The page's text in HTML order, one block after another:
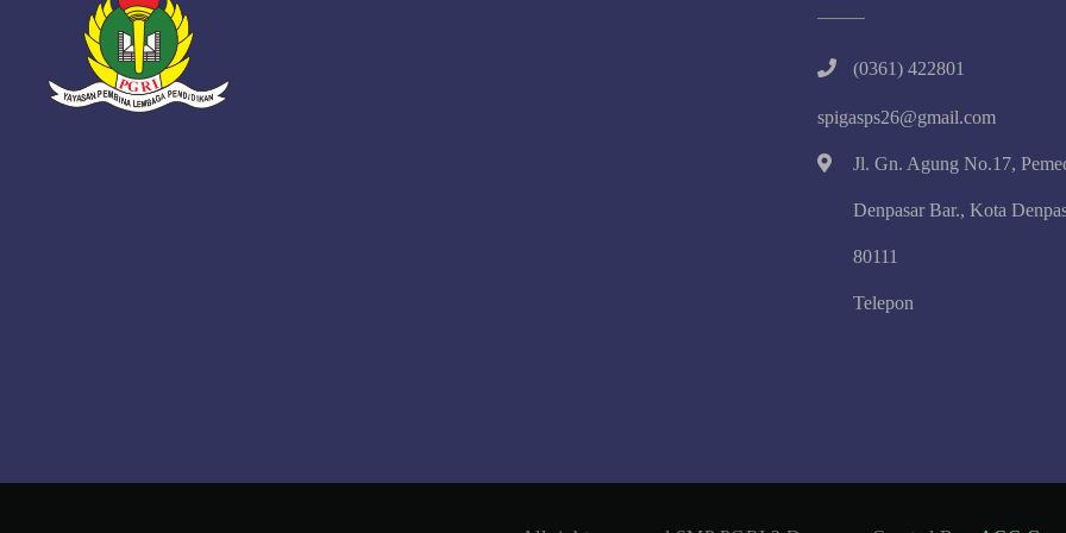
(0361) 422801
spigasps26@gmail.com
Jl. Gn. Agung No.17,
Denpasar Bar., Kota
80111
Telepon